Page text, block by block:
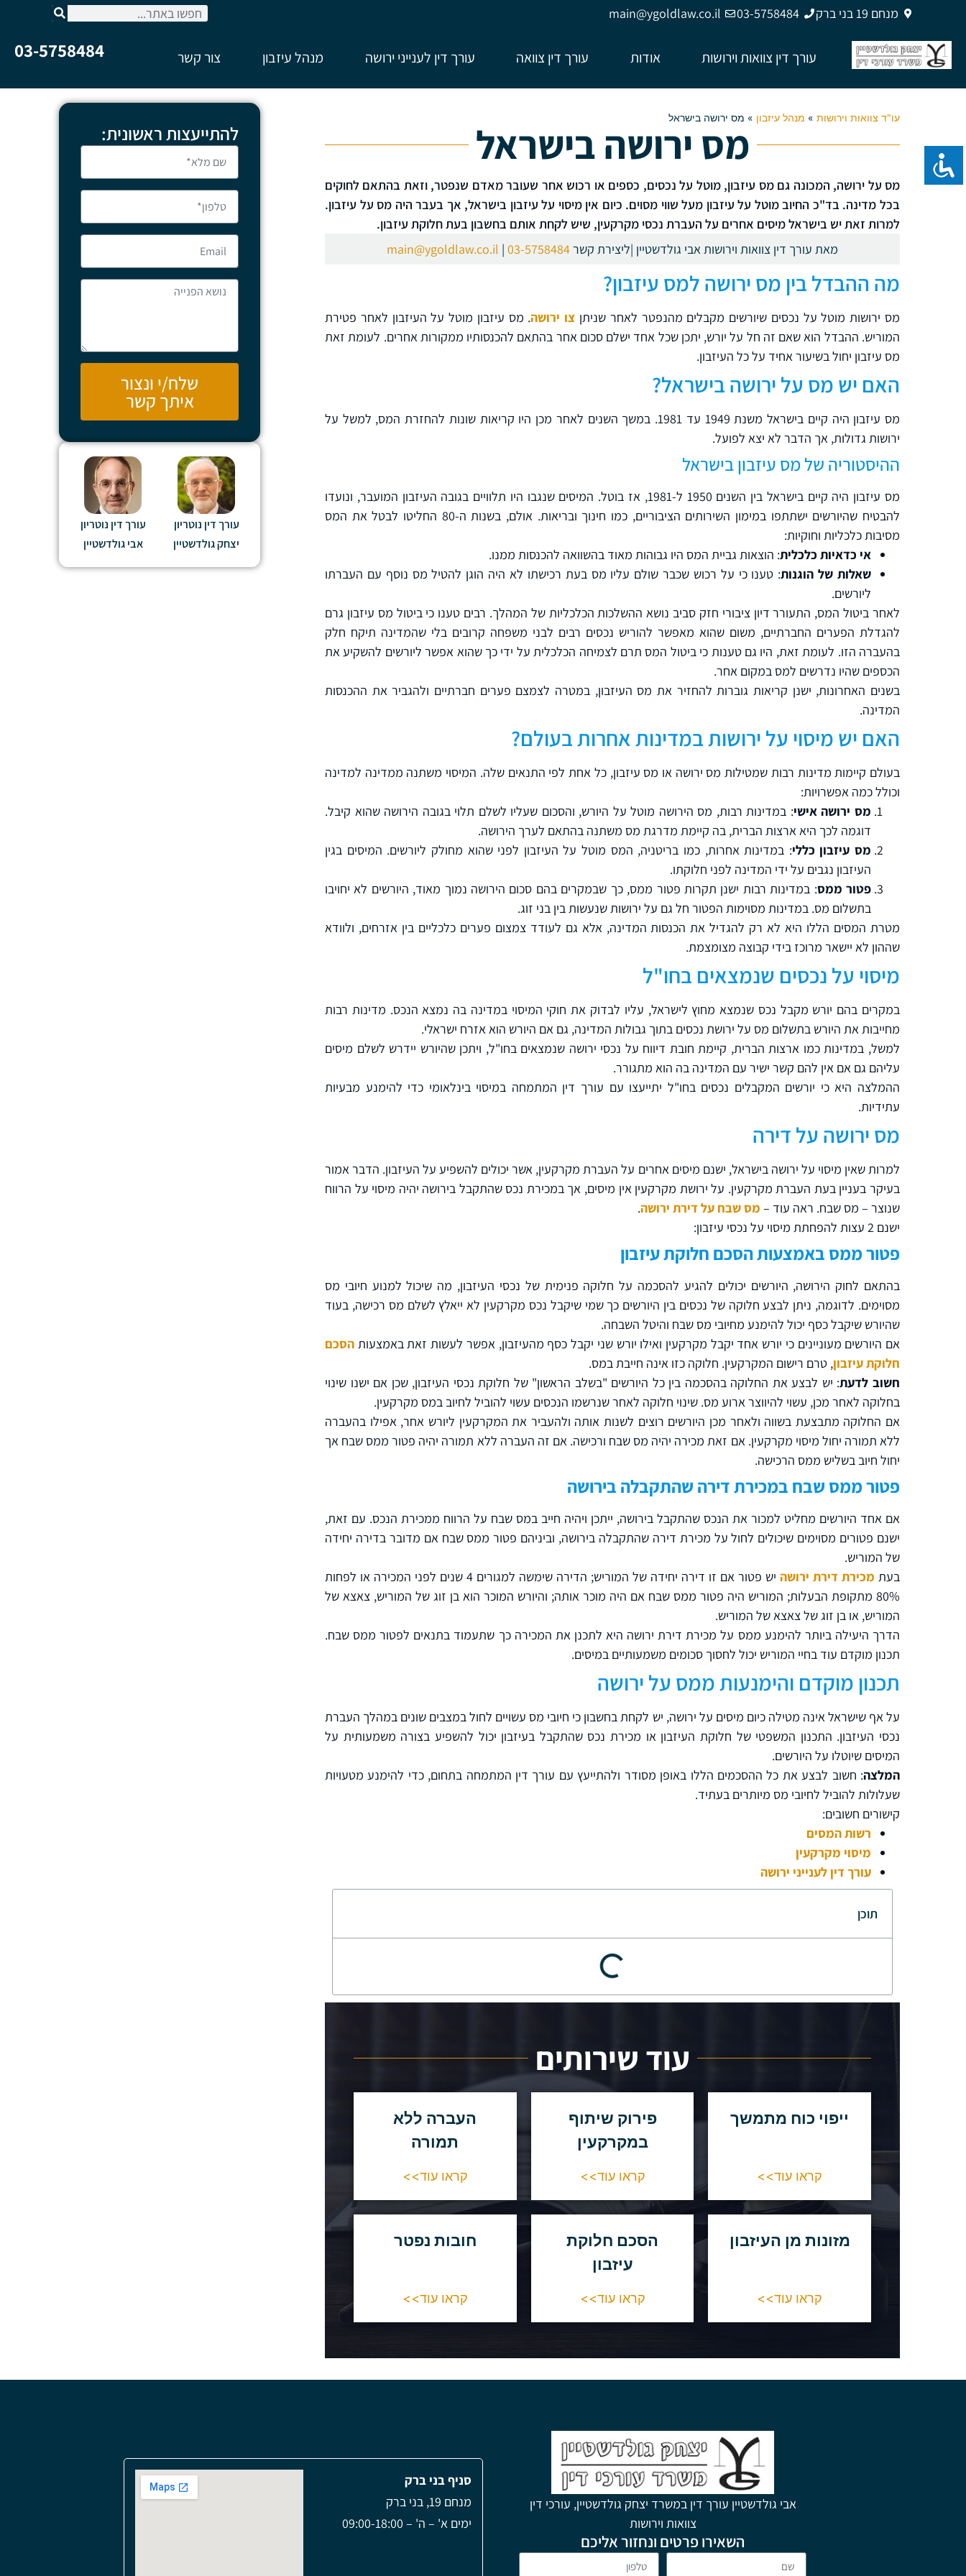
מנחם 19 בני ברק 03-5758484
main@ygoldlaw.co.il
עורך דין צוואות וירושות אודות עורך דין צוואה עורך דין לענייני ירושה מנהל עיזבון צור קשר 03-5758484
עו"ד צוואות וירושות » מנהל עיזבון » מס ירושה בישראל
מס ירושה בישראל
מס על ירושה, המכונה גם מס עיזבון, מוטל על נכסים, כספים או רכוש אחר שעובר מאדם שנפטר, וזאת בהתאם לחוקים
בכל מדינה. בד"כ החיוב מוטל על עיזבון מעל שווי מסוים. כיום אין מיסוי על עיזבון בישראל, אך בעבר היה מס על עיזבון.
למרות זאת יש בישראל מיסים אחרים על העברת נכסי מקרקעין, שיש לקחת אותם בחשבון בעת חלוקת עיזבון.
מאת עורך דין צוואות וירושות אבי גולדשטיין |ליצירת קשר03-5758484
|
main@ygoldlaw.co.il
מה ההבדל בין מס ירושה למס עיזבון?
מס ירושות מוטל על נכסים שיורשים מקבלים מהנפטר לאחר שניתן צו ירושה. מס עיזבון מוטל על העיזבון לאחר פטירת
המוריש. ההבדל הוא שאם זה חל על יורש, יתכן שכל אחד ישלם סכום אחר בהתאם להכנסותיו ממקורות אחרים. לעומת זאת
מס עיזבון יחול בשיעור אחיד על כל העיזבון.
האם יש מס על ירושה בישראל?
מס עיזבון היה קיים בישראל משנת 1949 עד 1981. במשך השנים לאחר מכן היו קריאות שונות להחזרת המס, למשל על
ירושות גדולות, אך הדבר לא יצא לפועל.
ההיסטוריה של מס עיזבון בישראל
מס עיזבון היה קיים בישראל בין השנים 1950 ל-1981, אז בוטל. המיסים שנגבו היו תלוויים בגובה העיזבון המועבר, ונועדו
להבטיח שהיורשים ישתתפו במימון השירותים הציבוריים, כמו חינוך ובריאות. אולם, בשנות ה-80 החליטו לבטל את המס
מסיבות כלכליות וחוקיות:
אי כדאיות כלכלית: הוצאות גביית המס היו גבוהות מאוד בהשוואה להכנסות ממנו.
שאלות של הוגנות: טענו כי על רכוש שכבר שולם עליו מס בעת רכישתו לא היה הוגן להטיל מס נוסף עם העברתו
ליורשים.
לאחר ביטול המס, התעורר דיון ציבורי חזק סביב נושא ההשלכות הכלכליות של המהלך. רבים טענו כי ביטול מס עיזבון גרם
להגדלת הפערים החברתיים, משום שהוא מאפשר להוריש נכסים רבים לבני משפחה קרובים בלי שהמדינה תיקח חלק
בהעברה הזו. לעומת זאת, היו גם טענות כי ביטול המס תרם לצמיחה הכלכלית על ידי כך שהוא אפשר ליורשים להשקיע את
הכספים שהיו נדרשים למס במקום אחר.
בשנים האחרונות, ישנן קריאות גוברות להחזיר את מס העיזבון, במטרה לצמצם פערים חברתיים ולהגביר את ההכנסות
המדינה.
האם יש מיסוי על ירושות במדינות אחרות בעולם?
בעולם קיימות מדינות רבות שמטילות מס ירושה או מס עיזבון, כל אחת לפי התנאים שלה. המיסוי משתנה ממדינה למדינה
וכולל כמה אפשרויות:
מס ירושה אישי: במדינות רבות, מס הירושה מוטל על היורש, והסכום שעליו לשלם תלוי בגובה הירושה שהוא קיבל.
דוגמה לכך היא ארצות הברית, בה קיימת מדרגת מס משתנה בהתאם לערך הירושה.
מס עיזבון כללי: במדינות אחרות, כמו בריטניה, המס מוטל על העיזבון לפני שהוא מחולק ליורשים. המיסים בגין
העיזבון נגבים על ידי המדינה לפני חלוקתו.
פטור ממס: במדינות רבות ישנן תקרות פטור ממס, כך שבמקרים בהם סכום הירושה נמוך מאוד, היורשים לא יחויבו
בתשלום מס. במדינות מסוימות הפטור חל גם על ירושות שנעשות בין בני זוג.
מטרת המסים הללו היא לא רק להגדיל את הכנסות המדינה, אלא גם לעודד צמצום פערים כלכליים בין אזרחים, ולוודא
שההון לא יישאר מרוכז בידי קבוצה מצומצמת.
מיסוי על נכסים שנמצאים בחו"ל
במקרים בהם יורש מקבל נכס שנמצא מחוץ לישראל, עליו לבדוק את חוקי המיסוי במדינה בה נמצא הנכס. מדינות רבות
מחייבות את היורש בתשלום מס על ירושת נכסים בתוך גבולות המדינה, גם אם היורש הוא אזרח ישראלי.
למשל, במדינות כמו ארצות הברית, קיימת חובת דיווח על נכסי ירושה שנמצאים בחו"ל, ויתכן שהיורש יידרש לשלם מיסים
עליהם גם אם אין להם קשר ישיר עם המדינה בה הוא מתגורר.
ההמלצה היא כי יורשים המקבלים נכסים בחו"ל יתייעצו עם עורך דין המתמחה במיסוי בינלאומי כדי להימנע מבעיות
עתידיות.
מס ירושה על דירה
למרות שאין מיסוי על ירושה בישראל, ישנם מיסים אחרים על העברת מקרקעין, אשר יכולים להשפיע על העיזבון. הדבר אמור
בעיקר בעניין בעת העברת מקרקעין. על ירושת מקרקעין אין מיסים, אך במכירת נכס שהתקבל בירושה יהיה מיסוי על הרווח
שנוצר – מס שבח. ראה עוד – מס שבח על דירת ירושה.
ישנם 2 עצות להפחתת מיסוי על נכסי עיזבון:
פטור ממס באמצעות הסכם חלוקת עיזבון
בהתאם לחוק הירושה, היורשים יכולים להגיע להסכמה על חלוקה פנימית של נכסי העיזבון, מה שיכול למנוע חיובי מס
מסוימים. לדוגמה, ניתן לבצע חלוקה של נכסים בין היורשים כך שמי שיקבל נכס מקרקעין לא ייאלץ לשלם מס רכישה, בעוד
שהיורש שיקבל כסף יכול להימנע מחיובי מס שבח והיטל השבחה.
אם היורשים מעוניינים כי יורש אחד יקבל מקרקעין ואילו יורש שני יקבל כסף מהעיזבון, אפשר לעשות זאת באמצעות הסכם
חלוקת עיזבון, טרם רישום המקרקעין. חלוקה כזו אינה חייבת במס.
חשוב לדעת: יש לבצע את החלוקה בהסכמה בין כל היורשים "בשלב הראשון" של חלוקת נכסי העיזבון, שכן אם ישנו שינוי
בחלוקה לאחר מכן, עשוי להיווצר ארוע מס. שינוי חלוקה לאחר שנרשמו הנכסים עשוי להוביל לחיוב במס מקרקעין.
אם החלוקה מתבצעת בשווה ולאחר מכן היורשים רוצים לשנות אותה ולהעביר את המקרקעין ליורש אחר, אפילו בהעברה
ללא תמורה יחול מיסוי מקרקעין. אם זאת מכירה יהיה מס שבח ורכישה. אם זה העברה ללא תמורה יהיה פטור ממס שבח אך
יחול חיוב בשליש ממס הרכישה.
פטור ממס שבח במכירת דירה שהתקבלה בירושה
אם אחד היורשים מחליט למכור את הנכס שהתקבל בירושה, ייתכן ויהיה חייב במס שבח על הרווח ממכירת הנכס. עם זאת,
ישנם פטורים מסוימים שיכולים לחול על מכירת דירה שהתקבלה בירושה, וביניהם פטור ממס שבח אם מדובר בדירה יחידה
של המוריש.
בעת מכירת דירת ירושה
יש פטור אם זו דירה יחידה של המוריש; הדירה שימשה למגורים 4 שנים לפני המכירה או לפחות
80% מתקופת הבעלות; המוריש היה פטור ממס שבח אם היה מוכר אותה; והיורש המוכר הוא בן זוג של המוריש, צאצא של
המוריש, או בן זוג של צאצא של המוריש.
הדרך היעילה ביותר להימנע ממס על מכירת דירת ירושה היא לתכנן את המכירה כך שתעמוד בתנאים לפטור ממס שבח.
תכנון מוקדם עוד בחיי המוריש יכול לחסוך סכומים משמעותיים במיסים.
תכנון מוקדם והימנעות ממס על ירושה
על אף שישראל אינה מטילה כיום מיסים על ירושה, יש לקחת בחשבון כי חיובי מס עשויים לחול במצבים שונים במהלך העברת
נכסי העיזבון. התכנון המשפטי של חלוקת העיזבון או מכירת נכס שהתקבל בעיזבון יכול להשפיע בצורה משמעותית על
המיסים שיוטלו על היורשים.
המלצה: חשוב לבצע את כל ההסכמים הללו באופן מסודר ולהתייעץ עם עורך דין המתמחה בתחום, כדי להימנע מטעויות
שעלולות להוביל לחיובי מס מיותרים בעתיד.
קישורים חשובים:
רשות המסים
מיסוי מקרקעין
עורך דין לענייני ירושה
תוכן
עוד שירותים
ייפוי כוח מתמשך
קראו עוד>>
פירוק שיתוף
במקרקעין
קראו עוד>>
העברה ללא
תמורה
קראו עוד>>
מזונות מן העיזבון
קראו עוד>>
הסכם חלוקת
עיזבון
קראו עוד>>
חובות נפטר
קראו עוד>>
להתייעצות ראשונית:
שלח/י ונצור
איתך קשר
עורך דין נוטריון
יצחק גולדשטיין
עורך דין נוטריון
אבי גולדשטיין
אבי גולדשטיין עורך דין במשרד יצחק גולדשטיין, עורכי דין
צוואות וירושות
השאירו פרטים ונחזור אליכם
סניף בני ברק
מנחם 19, בני ברק
ימים א' – ה' – 09:00-18:00